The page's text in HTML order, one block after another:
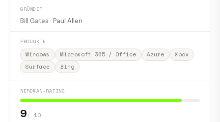
GRÜNDER
Bill Gates · Paul Allen
PRODUKTE
Windows Microsoft 365 / Office Azure
Xbox
Surface
Bing
NERDMAN-RATING
9/ 10